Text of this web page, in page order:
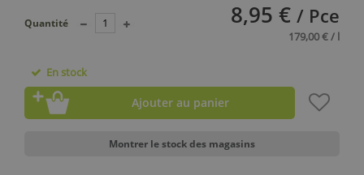
8,95 € / Pce
179,00 € / l
Quantité
En stock
Ajouter au panier
Montrer le stock des magasins